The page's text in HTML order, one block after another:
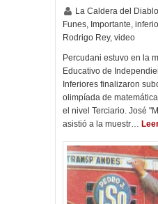
La Caldera del Diablo
Funes, Importante,
Rodrigo Rey, video
Percudani estuvo en la
Educativo de
Inferiores finalizaron
olimpíada de
el nivel Terciario. José
asistió a la muestr…